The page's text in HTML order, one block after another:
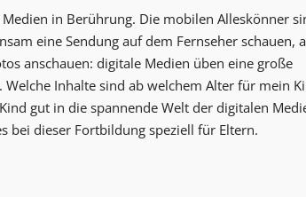
in Berührung. Die mobilen Alleskönner
eine Sendung auf dem Fernseher schauen,
anschauen: digitale Medien üben eine große
Inhalte sind ab welchem Alter für mein
gut in die spannende Welt der digitalen
bei dieser Fortbildung speziell für Eltern.